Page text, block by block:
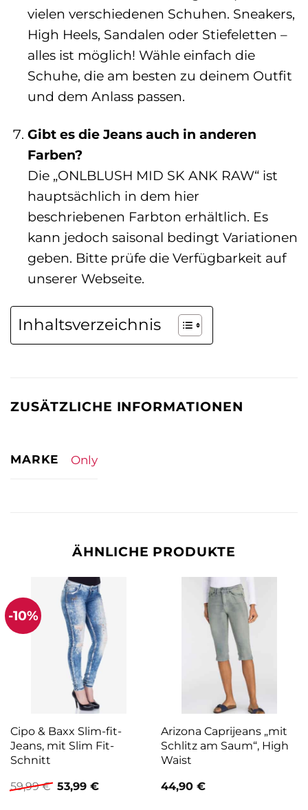
vielen verschiedenen Schuhen. Sneakers,
High Heels, Sandalen oder Stiefeletten –
alles ist möglich! Wähle einfach die
Schuhe, die am besten zu deinem Outfit
und dem Anlass passen.
Gibt es die Jeans auch in anderen
Farben?
Die „ONLBLUSH MID SK ANK RAW“ ist
hauptsächlich in dem hier
beschriebenen Farbton erhältlich. Es
kann jedoch saisonal bedingt Variationen
geben. Bitte prüfe die Verfügbarkeit auf
unserer Webseite.
Inhaltsverzeichnis
ZUSÄTZLICHE INFORMATIONEN
MARKE Only
ÄHNLICHE PRODUKTE
-10%
Cipo & Baxx Slim-fit-
Jeans, mit Slim Fit-
Schnitt
59,99€ Ursprünglicher
Preis
53,99 €Aktueller
Arizona Caprijeans „mit
Schlitz am Saum“, High
Waist
44,90 €